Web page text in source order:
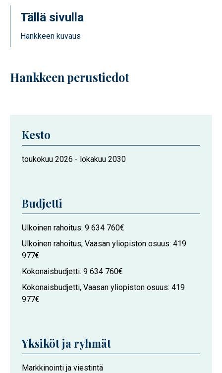
Tällä sivulla
Hankkeen kuvaus
Hankkeen perustiedot
Kesto
Hankkeen
toukokuu 2026 - lokakuu 2030
Budjetti
Ulkoinen rahoitus 9 634 760€
Ulkoinen rahoitus, Vaasan yliopiston osuus 419
977€
Kokonaisbudjetti 9 634 760€
Kokonaisbudjetti, Vaasan yliopiston osuus 419
977€
Yksiköt ja ryhmät
Hankkeeseen
Markkinointi ja viestintä